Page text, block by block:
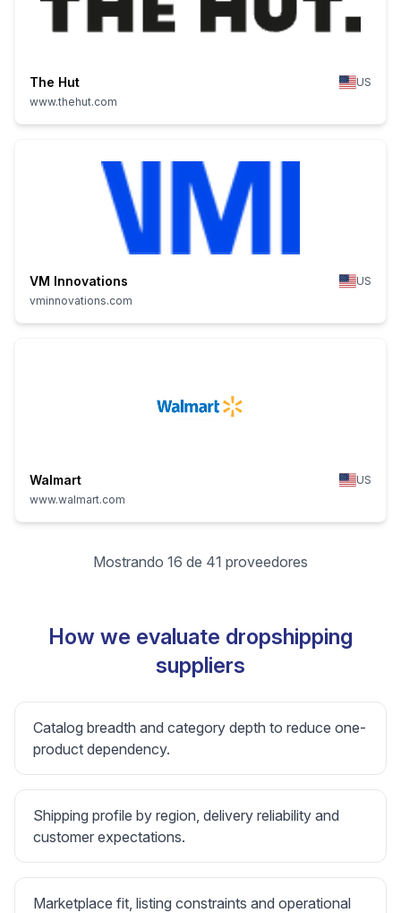
The Hut
US
www.thehut.com
VM Innovations
US
vminnovations.com
Walmart
US
www.walmart.com
Mostrando 16 de 41 proveedores
How we evaluate dropshipping
suppliers
Catalog breadth and category depth to reduce one-
product dependency.
Shipping profile by region, delivery reliability and
customer expectations.
Marketplace fit, listing constraints and operational